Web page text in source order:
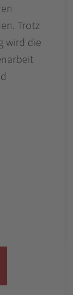
Trotz
wird die